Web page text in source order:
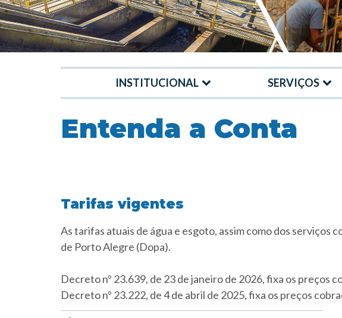
Menu
-
Site
INSTITUCIONAL SERVIÇOS
Entenda a Conta
Tarifas vigentes
As tarifas atuais de água e esgoto, assim como dos
de Porto Alegre (Dopa).
Decreto nº 23.639, de 23 de janeiro de 2026, fixa os preços
Decreto nº 23.222, de 4 de abril de 2025, fixa os preços